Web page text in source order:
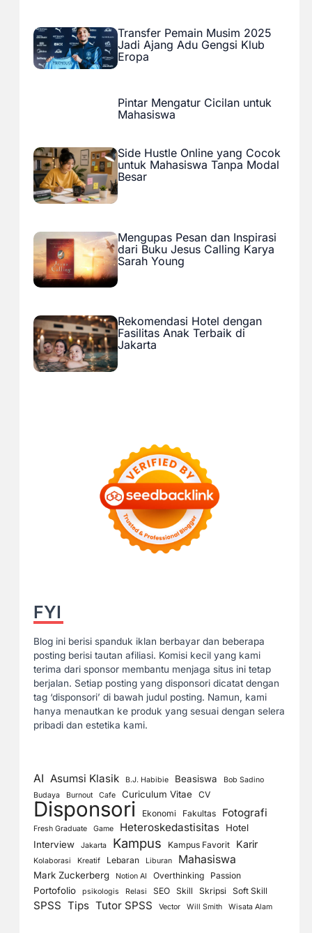
Transfer Pemain Musim 2025
Jadi Ajang Adu Gengsi Klub
Eropa
Pintar Mengatur Cicilan untuk
Mahasiswa
Side Hustle Online yang Cocok
untuk Mahasiswa Tanpa Modal
Besar
Mengupas Pesan dan Inspirasi
dari Buku Jesus Calling Karya
Sarah Young
Rekomendasi Hotel dengan
Fasilitas Anak Terbaik di
Jakarta
FYI
Blog ini berisi spanduk iklan berbayar dan beberapa
posting berisi tautan afiliasi. Komisi kecil yang kami
terima dari sponsor membantu menjaga situs ini tetap
berjalan. Setiap posting yang disponsori dicatat dengan
tag ‘disponsori’ di bawah judul posting. Namun, kami
hanya menautkan ke produk yang sesuai dengan selera
pribadi dan estetika kami.
AI Asumsi Klasik B.J. Habibie Beasiswa
Bob Sadino
Budaya
Burnout Cafe Curiculum Vitae CV
Disponsori Ekonomi Fakultas Fotografi
Fresh Graduate Game Heteroskedastisitas
Hotel
Interview
Jakarta Kampus Kampus Favorit Karir
Kolaborasi Kreatif Lebaran Liburan Mahasiswa
Mark Zuckerberg Notion AI Overthinking Passion
Portofolio psikologis Relasi SEO Skill Skripsi Soft Skill
SPSS Tips Tutor SPSS Vector Will Smith Wisata Alam